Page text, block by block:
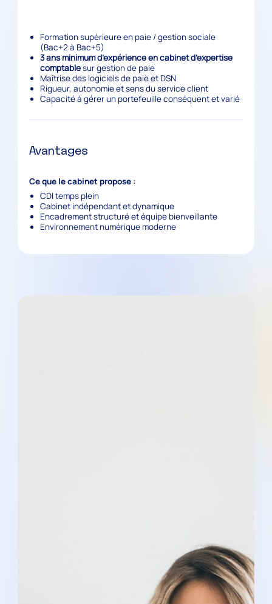
Formation supérieure en paie / gestion sociale
(Bac+2 à Bac+5)
3 ans minimum d’expérience en cabinet d’expertise
comptablesur gestion de paie
Maîtrise des logiciels de paie et DSN
Rigueur, autonomie et sens du service client
Capacité à gérer un portefeuille conséquent et varié
Avantages
Ce que le cabinet propose :
CDI temps plein
Cabinet indépendant et dynamique
Encadrement structuré et équipe bienveillante
Environnement numérique moderne